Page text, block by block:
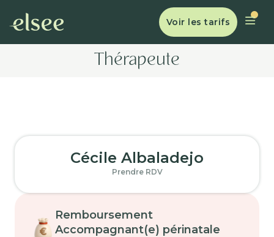
Voir les tarifs
Thérapeute
Cécile Albaladejo
Prendre RDV
Remboursement
Accompagnant(e) périnatale